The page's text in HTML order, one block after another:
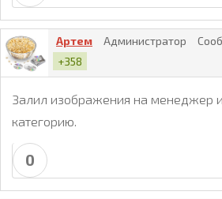
Артем Администратор
+358
Залил изображения на менеджер
категорию.
0